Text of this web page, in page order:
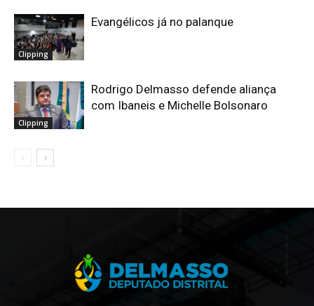
Clipping
Evangélicos já no palanque
Clipping
Rodrigo Delmasso defende aliança
com Ibaneis e Michelle Bolsonaro